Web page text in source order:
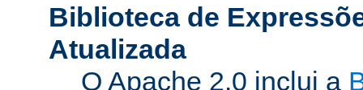
Biblioteca de
Atualizada
O Apache 2.0 inclui a